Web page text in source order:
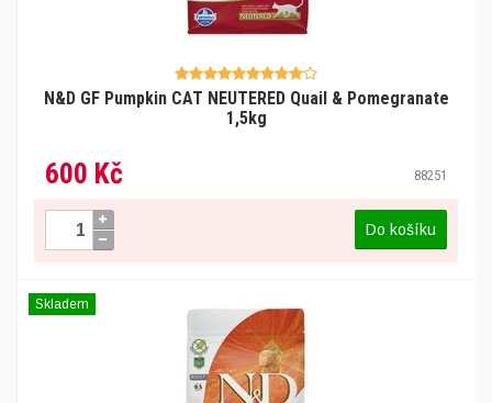
N&D GF Pumpkin CAT NEUTERED Quail & Pomegranate
1,5kg
600 Kč 88251
Do košíku
Skladem